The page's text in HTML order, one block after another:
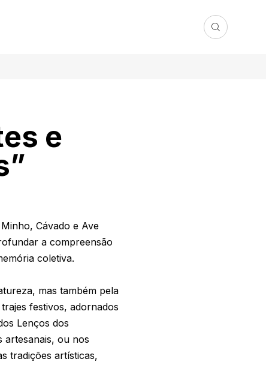
e
Cávado e Ave
a compreensão
coletiva.
mas também pela
festivos, adornados
Lenços dos
artesanais, ou nos
tradições artísticas,